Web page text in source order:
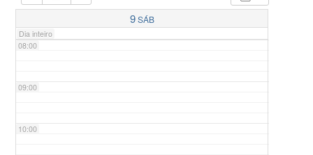
9SÁB
Dia inteiro
07:00
08:00
09:00
10:00